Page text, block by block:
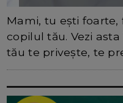
Mami, tu ești
copilul tău. Vezi
tău te privește, te